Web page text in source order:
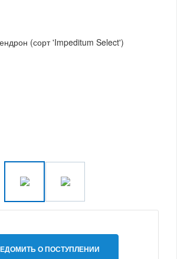
О ПОСТУПЛЕНИИ